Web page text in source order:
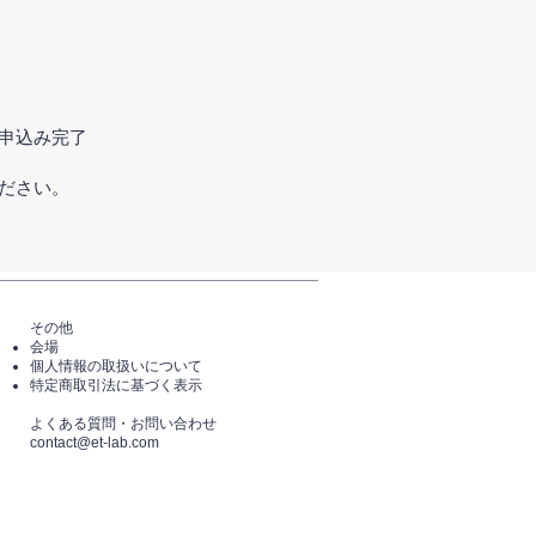
込み完了
さい。
その他
会場
個人情報の取扱いについて
特定商取引法に基づく表示
​よくある質問・​お問い合わせ
​contact@et-lab.com